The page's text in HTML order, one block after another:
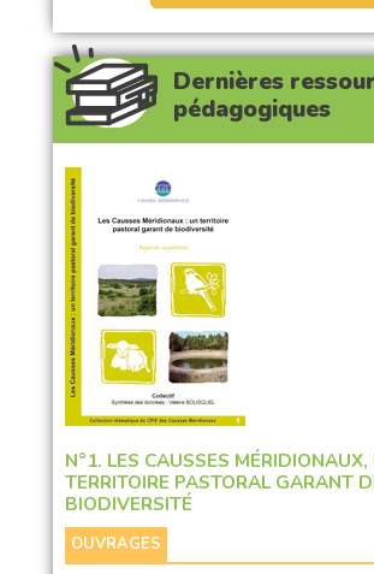
Dernières
pédagogiques
N°1. LES CAUSSES MÉRIDIONAUX,
TERRITOIRE PASTORAL GARANT
BIODIVERSITÉ
OUVRAGES